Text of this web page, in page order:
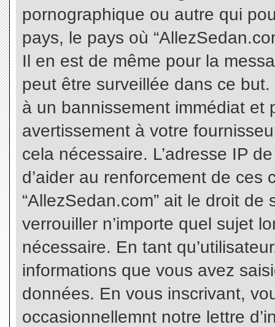
pornographique ou autre qui
pays, le pays où
Il en est de même pour la
peut être surveillée dans ce
à un bannissement immédiat et
avertissement à votre
cela nécessaire. L’adresse IP
d’aider au renforcement de
“AllezSedan.com” ait le droit de
verrouiller n’importe quel sujet
nécessaire. En tant
informations que vous avez
données. En vous inscrivant,
occasionnellemnt notre lettre